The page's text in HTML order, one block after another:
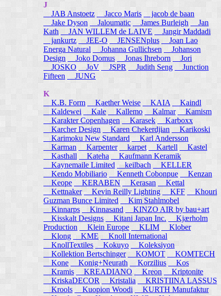
J
JAB Anstoetz
Jacco Maris
jacob de baan
Jake Dyson
Jaloumatic James Burleigh
Jan
Kath
JAN WILLEM de LAIVE
Jangir Maddadi
jankurtz JEE-O JENSENplus
Joan Lao
Energa Natural
Johanna Gullichsen
Johanson
Design
Joko Domus Jonas Ihreborn
Jori
JOSKO
JoV JSPR Judith Seng
Junction
Fifteen
JUNG
K
K.B. Form
Kaether Weise KAIA
Kaindl
Kaldewei
Kale Kallemo Kalmar
Kamism
Karakter Copenhagen
Karasek
Karboxx
Karcher Design
Karen Chekerdjian
Karikoski
Karimoku New Standard
Karl Andersson
Karman
Karpenter karpet Kartell
Kastel
Kasthall
Kateha
Kaufmann Keramik
Kaynemaile Limited keilbach
KELLER
Kendo Mobiliario
Kenneth Cobonpue
Kenzan
Keope
KERABEN Kerasan
Kettal
Kettnaker Kevin Reilly Lighting KFF
Khouri
Guzman Bunce Limited
Kim Stahlmobel
Kinnarps
Kinnasand
KINZO AIR by bau+art
Kisskalt Designs
Kitani Japan Inc.
Kjærholm
Production
Klein Europe KLIM
Klober
Klong
KME
Knoll International
KnollTextiles
Kokuyo
Koleksiyon
Kollektion Bertschinger KOMOT
KOMTECH
Kone
Konig+Neurath Korzilius
Kos
Kramis
KREADIANO Kreon
Kriptonite
KriskaDECOR
Kristalia
KRISTIINA LASSUS
Krools
Kuopion Woodi
KURTH Manufaktur